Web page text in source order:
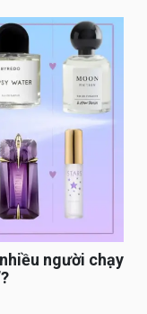
người chạy